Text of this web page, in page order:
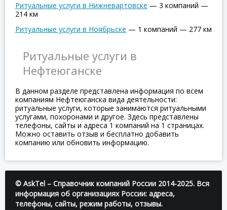
Ритуальные услуги в Нижневартовске — 3 компаний —
214 км
Ритуальные услуги в Ноябрьске — 1 компаний — 277 км
Ритуальные услуги в
Нефтеюганске
В данном разделе представлена информация по всем
компаниям Нефтеюганска вида деятельности:
ритуальные услуги, которые занимаются ритуальными
услугами, похоронами и другое. Здесь представлены
телефоны, сайты и адреса 1 компаний на 1 страницах.
Можно оставить отзыв и бесплатно добавить
компанию или обновить информацию.
© AskTel – Справочник компаний России 2014-2025. Вся
информация об организациях России: адреса,
телефоны, сайты, режим работы, отзывы.